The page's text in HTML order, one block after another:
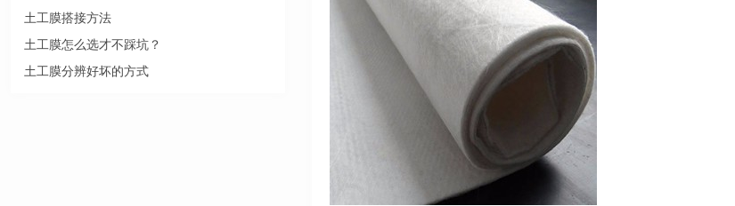
土工膜搭接方法
土工膜怎么选才不踩坑？
土工膜分辨好坏的方式